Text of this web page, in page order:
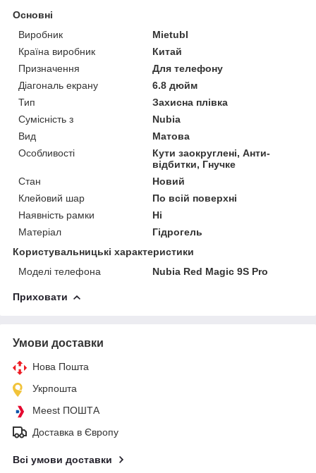
Основні
Виробник
Mietubl
Країна виробник
Китай
Призначення
Для телефону
Діагональ екрану
6.8 дюйм
Тип
Захисна плівка
Сумісність з
Nubia
Вид
Матова
Особливості
Кути заокруглені, Анти-
відбитки, Гнучке
Стан
Новий
Клейовий шар
По всій поверхні
Наявність рамки
Ні
Матеріал
Гідрогель
Користувальницькі характеристики
Моделі телефона
Nubia Red Magic 9S Pro
Приховати
Умови доставки
Нова Пошта
Укрпошта
Meest ПОШТА
Доставка в Європу
Всі умови доставки